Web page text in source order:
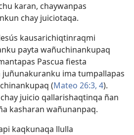
karan, chaywanpas
chay juiciotaqa.
kausarichiqtinraqmi
payta wañuchinankupaq
Pascua fiesta
ima tumpallapas
(Mateo 26:3, 4).
juicio qallarishaqtinqa ñan
kasharan wañunanpaq.
kaqkunaqa llulla